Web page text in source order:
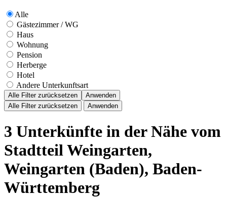
Alle
Gästezimmer / WG
Haus
Wohnung
Pension
Herberge
Hotel
Andere Unterkunftsart
Alle Filter zurücksetzen
Anwenden
Alle Filter zurücksetzen
Anwenden
3 Unterkünfte in der Nähe vom
Stadtteil Weingarten,
Weingarten (Baden), Baden-
Württemberg